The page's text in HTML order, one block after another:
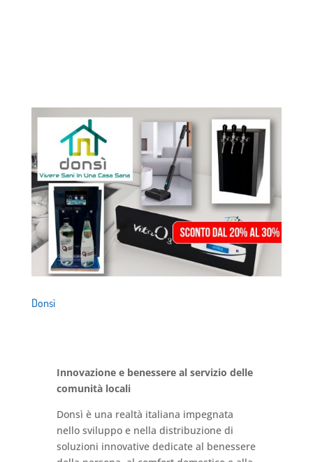
Donsì
Innovazione e benessere al servizio delle
comunità locali
Donsì è una realtà italiana impegnata
nello sviluppo e nella distribuzione di
soluzioni innovative dedicate al benessere